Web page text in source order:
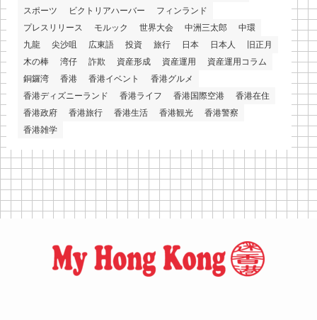
スポーツ
ビクトリアハーバー
フィンランド
プレスリリース
モルック 世界大会 中洲三太郎
中環
九龍
尖沙咀 広東語 投資 旅行 日本 日本人
旧正月
木の棒
湾仔 詐欺 資産形成 資産運用
資産運用コラム
銅鑼湾
香港 香港イベント
香港グルメ
香港ディズニーランド
香港ライフ 香港国際空港
香港在住
香港政府
香港旅行 香港生活 香港観光
香港警察
香港雑学